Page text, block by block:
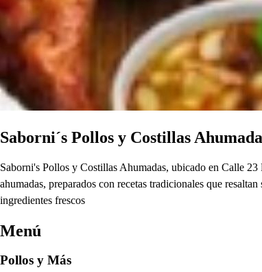
Saborni´s Pollos y Costillas
Saborni's Pollos y Costillas Ahumadas, ubicado en Calle
ahumadas, preparados con recetas tradicionales que
ingredientes frescos
Menú
Pollos y Más